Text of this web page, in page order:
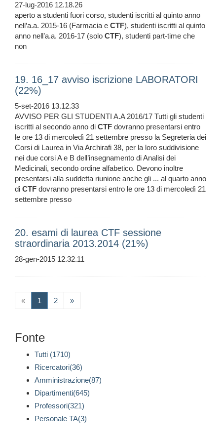
27-lug-2016 12.18.26
aperto a studenti fuori corso, studenti iscritti al quinto anno
nell’a.a. 2015-16 (Farmacia e CTF), studenti iscritti al quinto
anno nell’a.a. 2016-17 (solo CTF), studenti part-time che
non
19. 16_17 avviso iscrizione LABORATORI
(22%)
5-set-2016 13.12.33
AVVISO PER GLI STUDENTI A.A 2016/17 Tutti gli studenti
iscritti al secondo anno di CTF dovranno presentarsi entro
le ore 13 di mercoledì 21 settembre presso la Segreteria dei
Corsi di Laurea in Via Archirafi 38, per la loro suddivisione
nei due corsi A e B dell’insegnamento di Analisi dei
Medicinali, secondo ordine alfabetico. Devono inoltre
presentarsi alla suddetta riunione anche gli ... al quarto anno
di CTF dovranno presentarsi entro le ore 13 di mercoledì 21
settembre presso
20. esami di laurea CTF sessione
straordinaria 2013.2014 (21%)
28-gen-2015 12.32.11
« 1 (current)
2 »
Fonte
Tutti (1710)
Ricercatori(36)
Amministrazione(87)
Dipartimenti(645)
Professori(321)
Personale TA(3)